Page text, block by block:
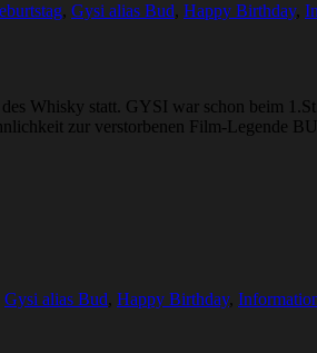
, Gysi alias Bud, Happy Birthday,
Whisky statt. GYSI war schon beim
zur verstorbenen Film-Legende
Gysi alias Bud, Happy Birthday,